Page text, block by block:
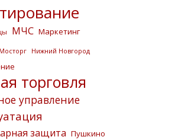
МЧС Маркетинг
Мосторг Нижний Новгород
торговля
управление
защита Пушкино